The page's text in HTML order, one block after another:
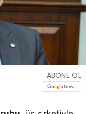
ABONE OL